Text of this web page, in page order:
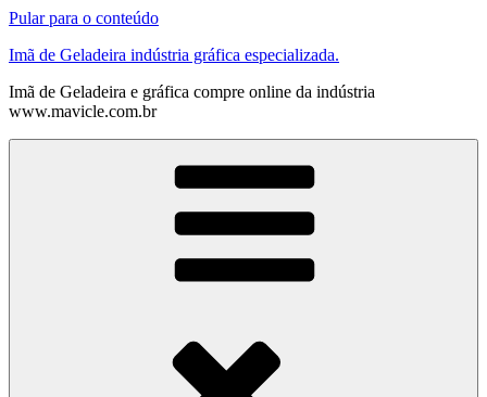
Pular para o conteúdo
Imã de Geladeira indústria gráfica especializada.
Imã de Geladeira e gráfica compre online da indústria
www.mavicle.com.br